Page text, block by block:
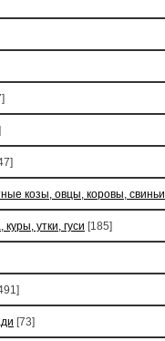
козы, овцы, коровы, свиньи
утки, гуси [185]
[73]